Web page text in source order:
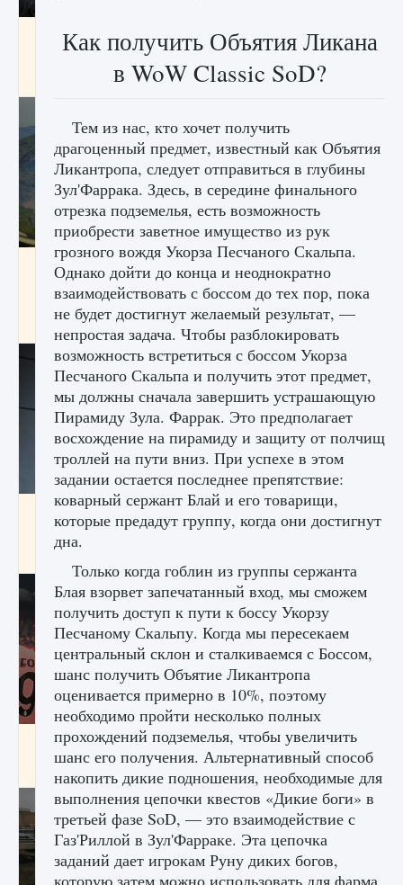
лицензии, лиги, команды и стадионы в EA
FC 25
9 августа 2024 2 395 0 2
Как исправить ошибку Palworld EPalworld
«Идет сохранение мира — Невозможно
начать сохранение данных мира»
9 августа 2024 2 711 0 0
Все новые функции в режиме карьеры EA
FC 25
9 августа 2024
Входят ли «Милан» и «Интер» в EA FC 25
Как получить Объятия Ликана
в WoW Classic SoD?
Тем из нас, кто хочет получить
драгоценный предмет, известный как Объятия
Ликантропа, следует отправиться в глубины
Зул'Фаррака. Здесь, в середине финального
отрезка подземелья, есть возможность
приобрести заветное имущество из рук
грозного вождя Укорза Песчаного Скальпа.
Однако дойти до конца и неоднократно
взаимодействовать с боссом до тех пор, пока
не будет достигнут желаемый результат, —
непростая задача. Чтобы разблокировать
возможность встретиться с боссом Укорза
Песчаного Скальпа и получить этот предмет,
мы должны сначала завершить устрашающую
Пирамиду Зула. Фаррак. Это предполагает
восхождение на пирамиду и защиту от полчищ
троллей на пути вниз. При успехе в этом
задании остается последнее препятствие:
коварный сержант Блай и его товарищи,
которые предадут группу, когда они достигнут
дна.
Только когда гоблин из группы сержанта
Блая взорвет запечатанный вход, мы сможем
получить доступ к пути к боссу Укорзу
Песчаному Скальпу. Когда мы пересекаем
центральный склон и сталкиваемся с Боссом,
шанс получить Объятие Ликантропа
оценивается примерно в 10%, поэтому
необходимо пройти несколько полных
прохождений подземелья, чтобы увеличить
шанс его получения. Альтернативный способ
накопить дикие подношения, необходимые для
выполнения цепочки квестов «Дикие боги» в
третьей фазе SoD, — это взаимодействие с
Газ'Риллой в Зул'Фарраке. Эта цепочка
заданий дает игрокам Руну диких богов,
которую затем можно использовать для фарма